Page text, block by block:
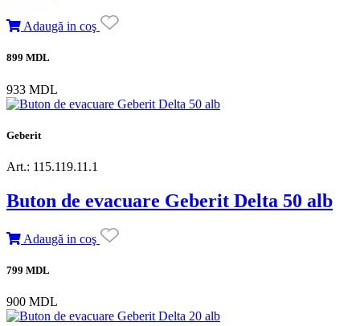
Adaugă in coş
899 MDL
933 MDL
Geberit
Art.: 115.119.11.1
Buton de evacuare Geberit Delta 50 alb
Adaugă in coş
799 MDL
900 MDL